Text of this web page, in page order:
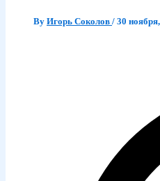
By Игорь Соколов / 30